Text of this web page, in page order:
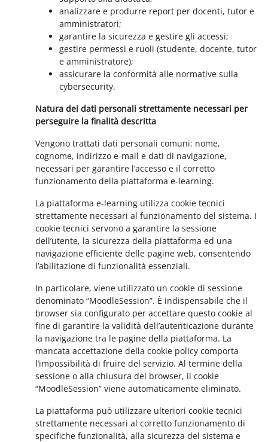
analizzare e produrre report per docenti, tutor e
amministratori;
garantire la sicurezza e gestire gli accessi;
gestire permessi e ruoli (studente, docente, tutor
e amministratore);
assicurare la conformità alle normative sulla
cybersecurity.
Natura dei dati personali strettamente necessari per
perseguire la finalità descritta
Vengono trattati dati personali comuni: nome,
cognome, indirizzo e-mail e dati di navigazione,
necessari per garantire l’accesso e il corretto
funzionamento della piattaforma e-learning.
La piattaforma e-learning utilizza cookie tecnici
strettamente necessari al funzionamento del sistema. I
cookie tecnici servono a garantire la sessione
dell’utente, la sicurezza della piattaforma ed una
navigazione efficiente delle pagine web, consentendo
l’abilitazione di funzionalità essenziali.
In particolare, viene utilizzato un cookie di sessione
denominato “MoodleSession”. È indispensabile che il
browser sia configurato per accettare questo cookie al
fine di garantire la validità dell’autenticazione durante
la navigazione tra le pagine della piattaforma. La
mancata accettazione della cookie policy comporta
l’impossibilità di fruire del servizio. Al termine della
sessione o alla chiusura del browser, il cookie
“MoodleSession” viene automaticamente eliminato.
La piattaforma può utilizzare ulteriori cookie tecnici
strettamente necessari al corretto funzionamento di
specifiche funzionalità, alla sicurezza del sistema e